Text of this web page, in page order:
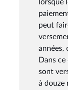
lorsque
peut
années,
Dans ce
sont
à douze